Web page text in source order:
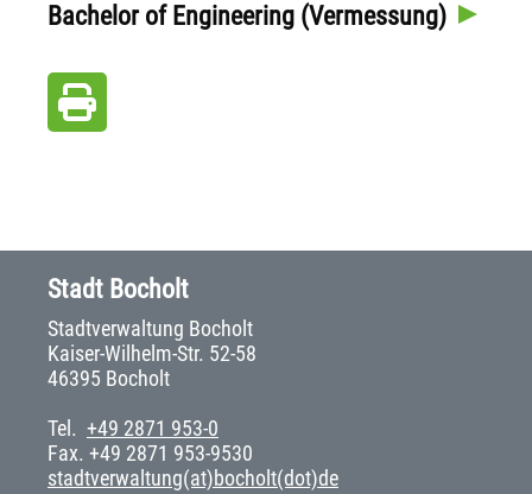
Bachelor of Engineering (Vermessung)
Stadt Bocholt
Stadtverwaltung Bocholt
Kaiser-Wilhelm-Str. 52-58
46395 Bocholt
Tel. +49 2871 953-0
Fax. +49 2871 953-9530
stadtverwaltung(at)bocholt(dot)de